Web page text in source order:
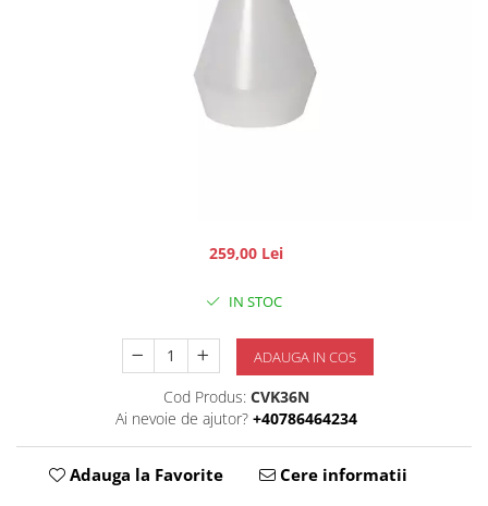
259,00 Lei
IN STOC
ADAUGA IN COS
Cod Produs: CVK36N
Ai nevoie de ajutor? +40786464234
Adauga la Favorite Cere informatii